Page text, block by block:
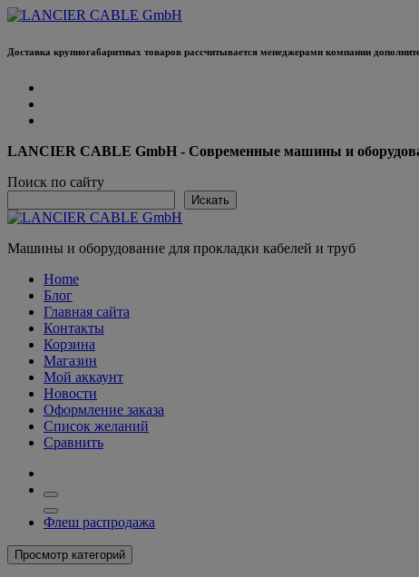
Перейти
содержанию
Доставка крупногабаритных товаров рассчитывается менеджерами компании
LANCIER CABLE GmbH - Современные машины и
Поиск по сайту
Искать
Машины и оборудование для прокладки кабелей и труб
Home
Блог
Главная сайта
Контакты
Корзина
Магазин
Мой аккаунт
Новости
Оформление заказа
Список желаний
Сравнить
Флеш распродажа
Просмотр категорий